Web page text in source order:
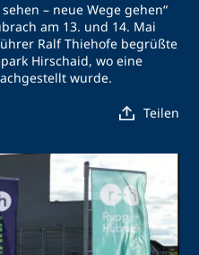
– neue Wege gehen“
am 13. und 14. Mai
Ralf Thiehofe begrüßte
Hirschaid, wo eine
wurde.
Teilen